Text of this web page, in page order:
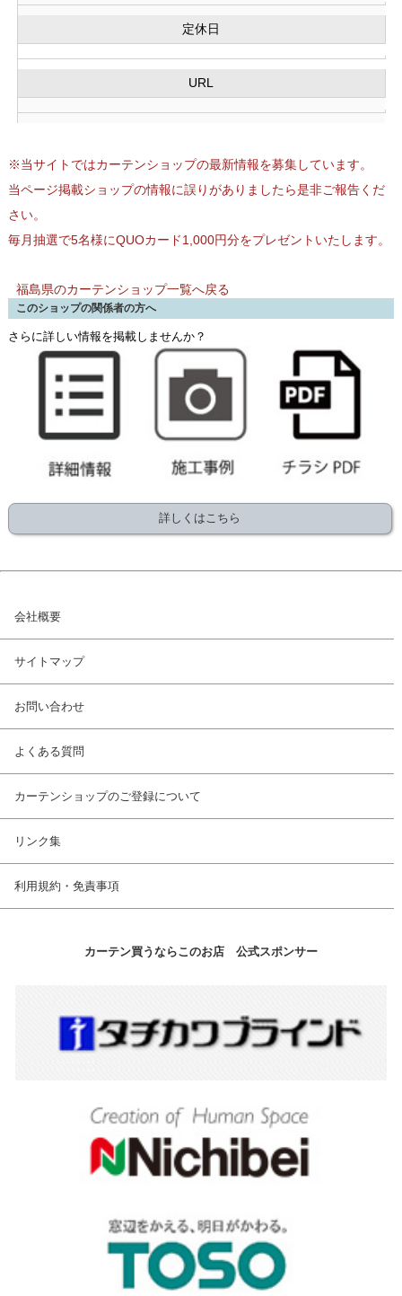
定休日
URL
※当サイトではカーテンショップの最新情報を募集しています。
当ページ掲載ショップの情報に誤りがありましたら是非ご報告くだ
さい。
毎月抽選で5名様にQUOカード1,000円分をプレゼントいたします。
福島県のカーテンショップ一覧へ戻る
このショップの関係者の方へ
さらに詳しい情報を掲載しませんか？
詳しくはこちら
会社概要
サイトマップ
お問い合わせ
よくある質問
カーテンショップのご登録について
リンク集
利用規約・免責事項
カーテン買うならこのお店 公式スポンサー